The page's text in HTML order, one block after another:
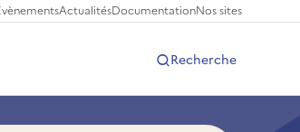
ActualitésDocumentationNos sites
Recherche